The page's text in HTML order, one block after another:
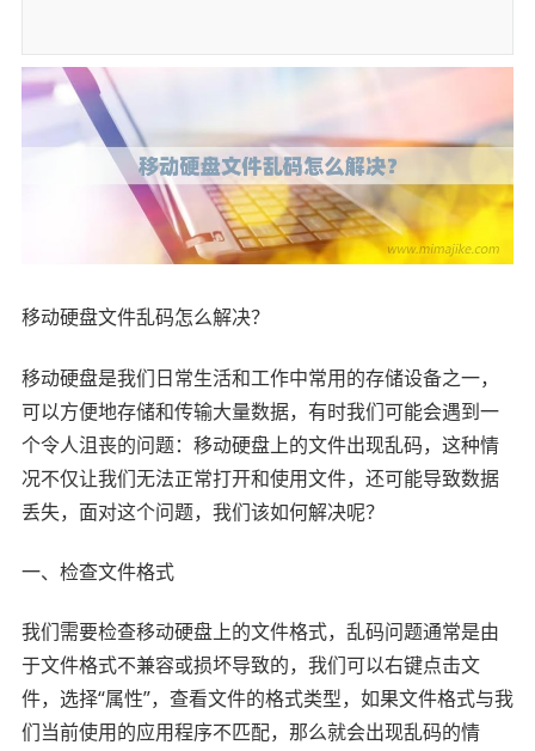
移动硬盘文件乱码怎么解决？
移动硬盘是我们日常生活和工作中常用的存储设备之一，
可以方便地存储和传输大量数据，有时我们可能会遇到一
个令人沮丧的问题：移动硬盘上的文件出现乱码，这种情
况不仅让我们无法正常打开和使用文件，还可能导致数据
丢失，面对这个问题，我们该如何解决呢？
一、检查文件格式
我们需要检查移动硬盘上的文件格式，乱码问题通常是由
于文件格式不兼容或损坏导致的，我们可以右键点击文
件，选择“属性”，查看文件的格式类型，如果文件格式与我
们当前使用的应用程序不匹配，那么就会出现乱码的情